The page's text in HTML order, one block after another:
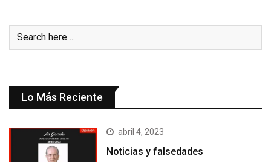
Lo Más Reciente
abril 4, 2023
Noticias y falsedades